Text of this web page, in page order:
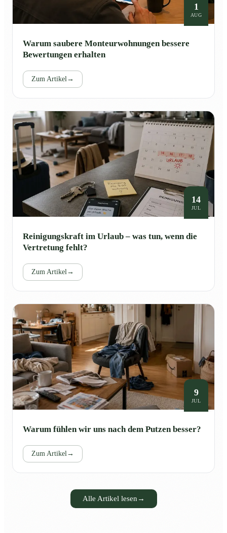
1
AUG
Warum saubere Monteurwohnungen bessere
Bewertungen erhalten
Zum Artikel→
14
JUL
Reinigungskraft im Urlaub – was tun, wenn die
Vertretung fehlt?
Zum Artikel→
9
JUL
Warum fühlen wir uns nach dem Putzen besser?
Zum Artikel→
Alle Artikel lesen →